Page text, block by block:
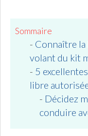
Sommaire
- Connaître la
volant du kit
- 5
libre
- Décidez
conduire